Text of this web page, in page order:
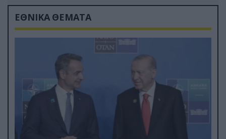
ΕΘΝΙΚΑ ΘΕΜΑΤΑ